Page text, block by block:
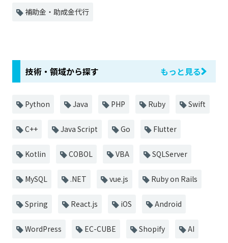
補助金・助成金代行
技術・領域から探す もっと見る
Python Java PHP Ruby Swift
C++ Java Script Go Flutter
Kotlin COBOL VBA SQLServer
MySQL .NET vue.js Ruby on Rails
Spring React.js iOS Android
WordPress EC-CUBE Shopify AI